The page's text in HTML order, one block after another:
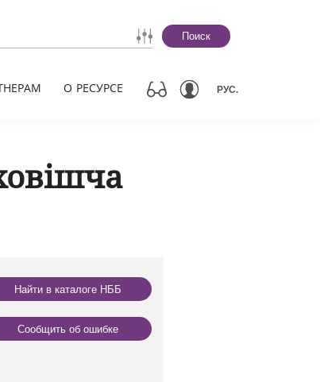
Поиск
О РЕСУРСЕ РУС.
Найти в каталоге НББ
Сообщить об ошибке